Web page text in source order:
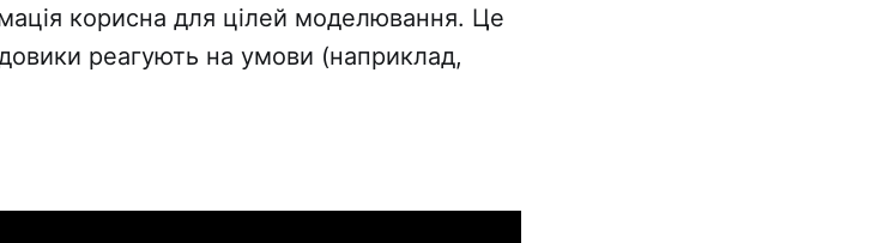
корисна для цілей моделювання. Це
реагують на умови (наприклад,